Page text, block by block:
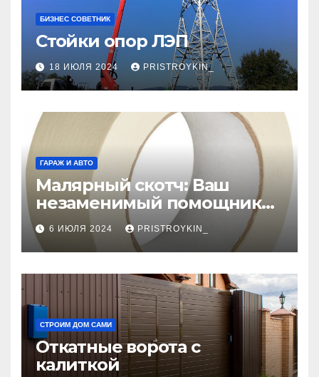
БИЗНЕС СОВЕТНИК
Стойки опор ЛЭП
18 ИЮЛЯ 2024 PRISTROYKIN_
ГАРАЖ И АВТО
Малярный скотч: Ваш
незаменимый помощник
при ремонтных работах
6 ИЮЛЯ 2024 PRISTROYKIN_
СТРОИМ ДОМ САМИ
Откатные ворота с
калиткой